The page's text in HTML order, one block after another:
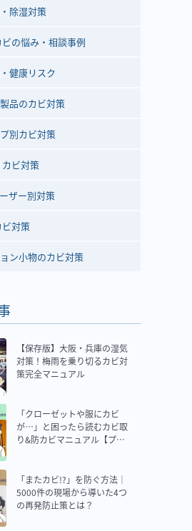
除湿対策
の悩み・相談事例
健康リスク
品のカビ対策
別カビ対策
ビ対策
ザー別対策
対策
ン小物のカビ対策
【保存版】大阪・兵庫の湿気
対策！梅雨を乗り切るカビ対
策完全マニュアル
「クローゼットや服にカビ
が…」と困ったら読むカビ取
り&防カビマニュアル【プロ
「またカビ!?」を防ぐ方法｜
5000件の現場から導いた4つ
の再発防止策とは？